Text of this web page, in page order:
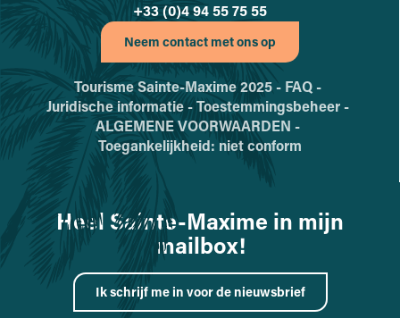
+33 (0)4 94 55 75 55
Neem contact met ons op
Tourisme Sainte-Maxime 2025 - FAQ -
Juridische informatie -Toestemmingsbeheer -
ALGEMENE VOORWAARDEN -
Toegankelijkheid: niet conform
Heel Sainte-Maxime in mijn
mailbox!
Ik schrijf me in voor de nieuwsbrief